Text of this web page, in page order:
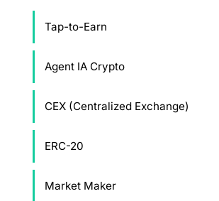
Tap-to-Earn
Agent IA Crypto
CEX (Centralized Exchange)
ERC-20
Market Maker